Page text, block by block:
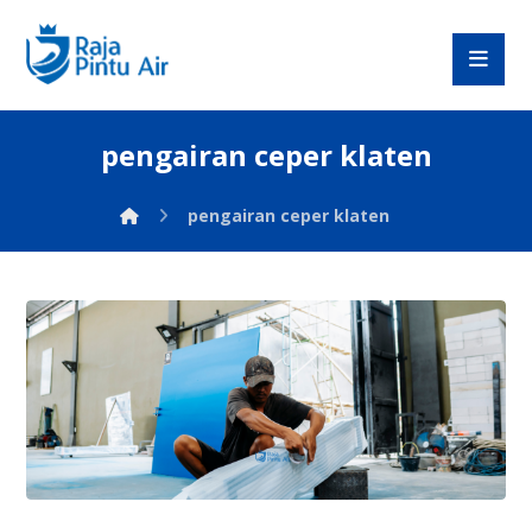
pengairan ceper klaten
pengairan ceper klaten